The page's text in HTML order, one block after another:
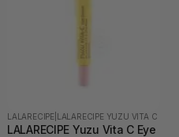
LALARECIPE LALARECIPE YUZU VITA C
LALARECIPE Yuzu Vita C Eye